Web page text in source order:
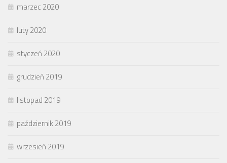
marzec 2020
luty 2020
styczeń 2020
grudzień 2019
listopad 2019
październik 2019
wrzesień 2019